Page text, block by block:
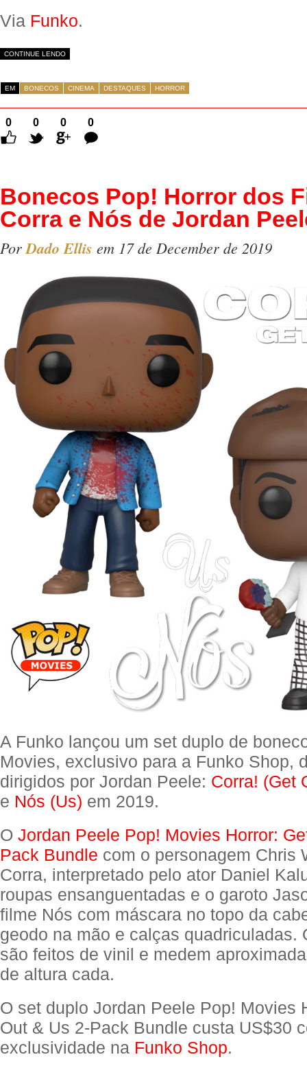
Via Funko.
CONTINUE LENDO
EM BONECOS CINEMA DESTAQUES HORROR
0 0 0
0
Comentários
Bonecos Pop! Horror dos
Corra e Nós de Jordan
Por Dado Ellis em 17 de December de 2019
A Funko lançou um set duplo de
Movies, exclusivo para a Funko Shop,
dirigidos por Jordan Peele: Corra! (Get
e Nós (Us) em 2019.
O Jordan Peele Pop! Movies Horror:
Pack Bundle com o personagem Chris
Corra, interpretado pelo ator Daniel
roupas ensanguentadas e o garoto
filme Nós com máscara no topo da
geodo na mão e calças quadriculadas.
são feitos de vinil e medem
de altura cada.
O set duplo Jordan Peele Pop! Movies
Out & Us 2-Pack Bundle custa US$30
exclusividade na Funko Shop.